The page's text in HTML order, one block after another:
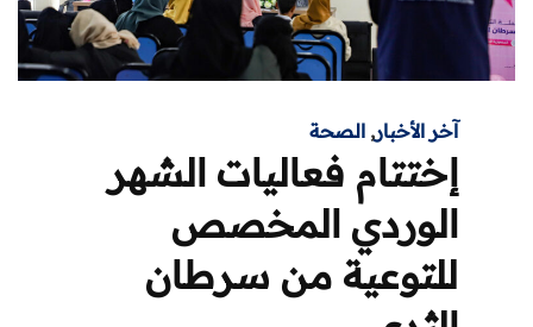
آخر الأخبار, الصحة
إختتام فعاليات الشهر
الوردي المخصص
للتوعية من سرطان